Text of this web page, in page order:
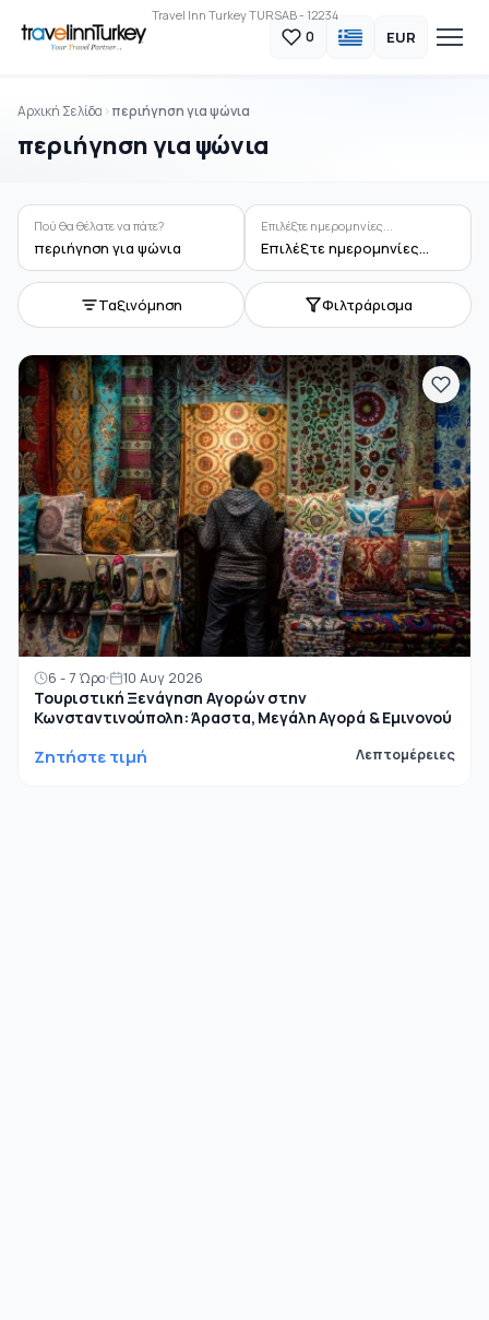
Travel Inn Turkey TURSAB - 12234
0 EUR
Αρχική Σελίδα περιήγηση για ψώνια
περιήγηση για ψώνια
Πού θα θέλατε να πάτε?
περιήγηση για ψώνια
Επιλέξτε ημερομηνίες...
Επιλέξτε ημερομηνίες...
Ταξινόμηση Φιλτράρισμα
6 - 7 Ώρα 10 Αυγ 2026
Τουριστική Ξενάγηση Αγορών στην
Κωνσταντινούπολη: Άραστα, Μεγάλη Αγορά & Εμινονού
Ζητήστε τιμή Λεπτομέρειες